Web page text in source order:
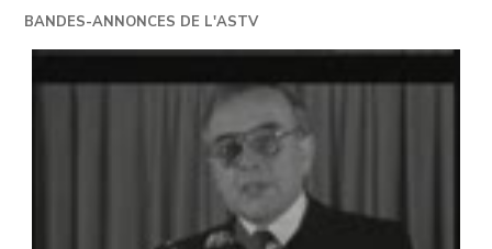
BANDES-ANNONCES DE L'ASTV